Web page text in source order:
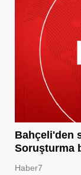
Bahçeli'den
Soruşturma
Haber7